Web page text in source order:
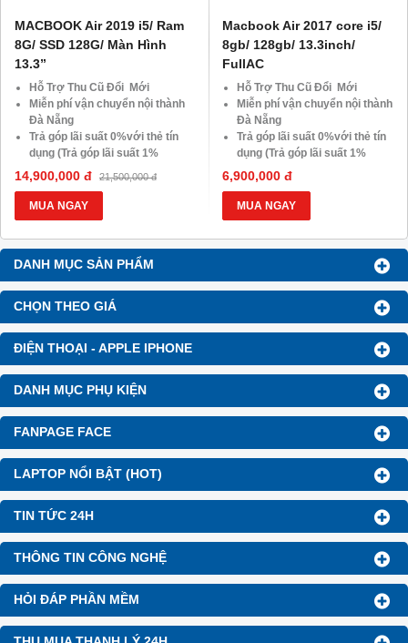
DANH MỤC SẢN PHẨM
CHỌN THEO GIÁ
ĐIỆN THOẠI - APPLE IPHONE
DANH MỤC PHỤ KIỆN
FANPAGE FACE
LAPTOP NỔI BẬT (HOT)
TIN TỨC 24H
THÔNG TIN CÔNG NGHỆ
HỎI ĐÁP PHẦN MỀM
MACBOOK Air 2019 i5/ Ram
8G/ SSD 128G/ Màn Hình
13.3”
Hỗ Trợ Thu Cũ Đổi Mới
Miễn phí vận chuyển nội thành
Đà Nẵng
Trả góp lãi suất 0%với thẻ tín
dụng (Trả góp lãi suất 1%
HDsaison - chỉ cần CMND
BLX hoặc hộ khẩu gốc )
Giảm 20%khi nâng cấp Ram-
SSD
khách hàng ở xa, HSSV . Săn
10.000 Voucher Giảm
Giá 500.000đ
14,900,000 đ 21,500,000 đ
MUA NGAY
Macbook Air 2017 core i5/
8gb/ 128gb/ 13.3inch/
FullAC
Hỗ Trợ Thu Cũ Đổi Mới
Miễn phí vận chuyển nội thành
Đà Nẵng
Trả góp lãi suất 0%với thẻ tín
dụng (Trả góp lãi suất 1%
HDsaison - chỉ cần CMND
BLX hoặc hộ khẩu gốc )
Giảm 20%khi nâng cấp Ram-
SSD
khách hàng ở xa, HSSV . Săn
Giá 500.000đ
6,900,000 đ
MUA NGAY